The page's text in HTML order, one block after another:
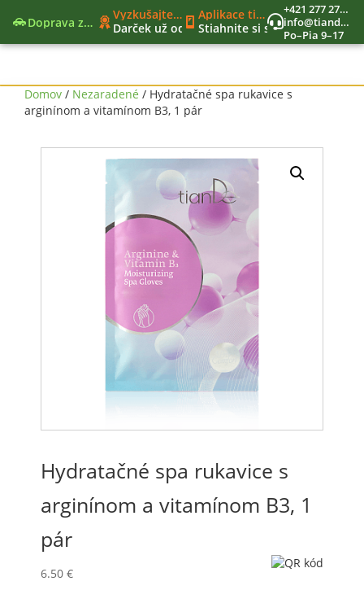
Doprava zadarmo
Vyzkušajte nové moderné funkcie
Darček už od 40€
Nový nákupný zoznam
Aplikace tianDe Beroun
Stiahnite si svet tianDe do
+421 277 270 579
info@tiandekozmetika.sk
Po–Pia 9–17
Domov / Nezaradené / Hydratačné spa rukavice s
arginínom a vitamínom B3, 1 pár
Hydratačné spa rukavice s
arginínom a vitamínom B3, 1
pár
6.50 €